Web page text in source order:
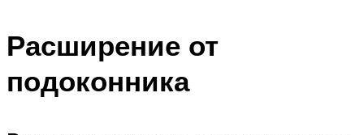
Расширение от
подоконника